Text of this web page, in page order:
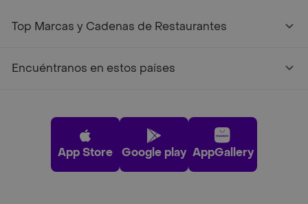
Top Marcas y Cadenas de Restaurantes
Encuéntranos en estos países
App Store Google play AppGallery